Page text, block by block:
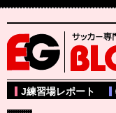
サッカー専門新聞
J練習場レポート